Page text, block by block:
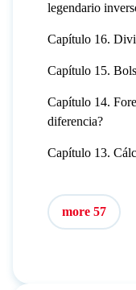
legendario
Capítulo 16.
Capítulo 15.
Capítulo 14.
diferencia?
Capítulo 13.
more 57